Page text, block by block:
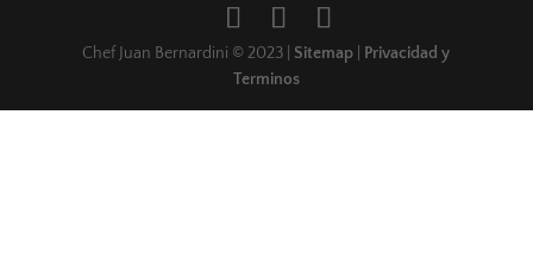
Chef Juan Bernardini © 2023 | Sitemap
Privacidad y
Terminos